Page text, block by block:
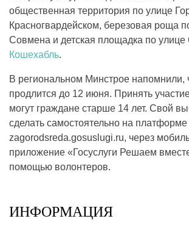
общественная территория по улице
Красногвардейском, березовая роща
Совмена и детская площадка по улице
Кошехабль.
В региональном Минстрое напомнили,
продлится до 12 июня. Принять
могут граждане старше 14 лет. Свой
сделать самостоятельно на платформе
zagorodsreda.gosuslugi.ru, через
приложение «Госуслуги Решаем
помощью волонтеров.
ИНФОРМАЦИЯ